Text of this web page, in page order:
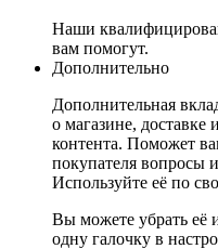
Наши
вам помогут.
Дополнительно
Дополнительная
о магазине,
контента. Поможет
покупателя вопросы
Используйте её по
Вы можете убрать её
одну галочку в